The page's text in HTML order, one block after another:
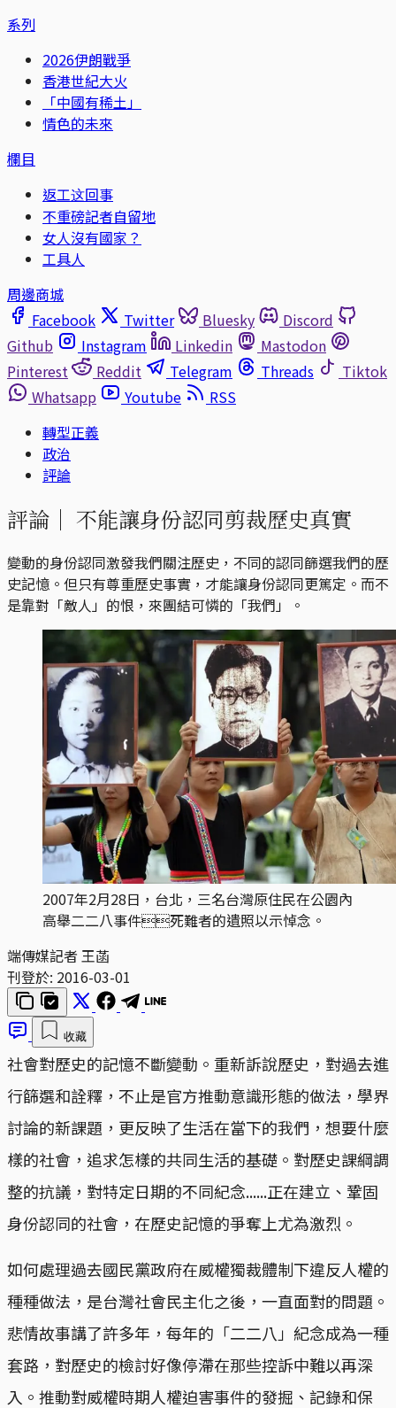
系列
2026伊朗戰爭
香港世紀大火
「中國有稀土」
情色的未來
欄目
返工这回事
不重磅記者自留地
女人沒有國家？
工具人
周邊商城
Facebook
Twitter Bluesky
Discord
Github
Instagram Linkedin
Mastodon
Pinterest
Reddit Telegram Threads
Tiktok
Whatsapp
Youtube
RSS
轉型正義
政治
評論
評論｜ 不能讓身份認同剪裁歷史真實
變動的身份認同激發我們關注歷史，不同的認同篩選我們的歷
史記憶。但只有尊重歷史事實，才能讓身份認同更篤定。而不
是靠對「敵人」的恨，來團結可憐的「我們」。
2007年2月28日，台北，三名台灣原住民在公園內
高舉二二八事件死難者的遺照以示悼念。
端傳媒記者 王菡
刊登於: 2016-03-01
收藏
社會對歷史的記憶不斷變動。重新訴說歷史，對過去進
行篩選和詮釋，不止是官方推動意識形態的做法，學界
討論的新課題，更反映了生活在當下的我們，想要什麼
樣的社會，追求怎樣的共同生活的基礎。對歷史課綱調
整的抗議，對特定日期的不同紀念......正在建立、鞏固
身份認同的社會，在歷史記憶的爭奪上尤為激烈。
如何處理過去國民黨政府在威權獨裁體制下違反人權的
種種做法，是台灣社會民主化之後，一直面對的問題。
悲情故事講了許多年，每年的「二二八」紀念成為一種
套路，對歷史的檢討好像停滯在那些控訴中難以再深
入。推動對威權時期人權迫害事件的發掘、記錄和保